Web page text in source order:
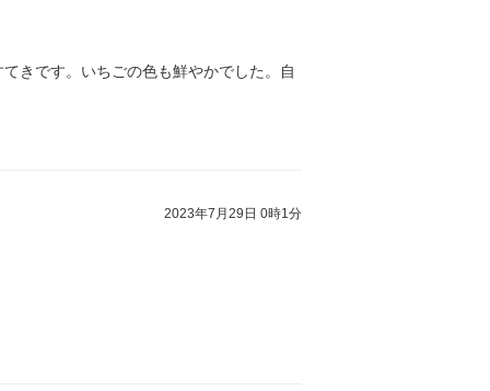
きです。いちごの色も鮮やかでした。自
2023年7月29日 0時1分